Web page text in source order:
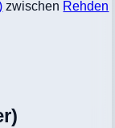
zwischen Rehden